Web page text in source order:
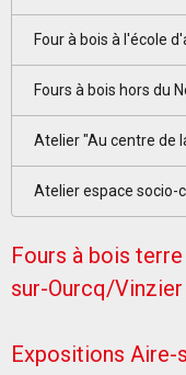
Four à bois à l'école
Fours à bois hors du
Atelier "Au centre de
Atelier espace socio-
Fours à bois
sur-Ourcq/Vinzier
Expositions Aire-